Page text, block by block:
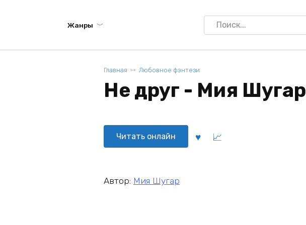
Жанры
Search
for:
Главная Любовное фэнтези
Не друг - Мия Шугар
Читать онлайн
Автор: Мия Шугар